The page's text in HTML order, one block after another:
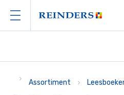
Assortiment